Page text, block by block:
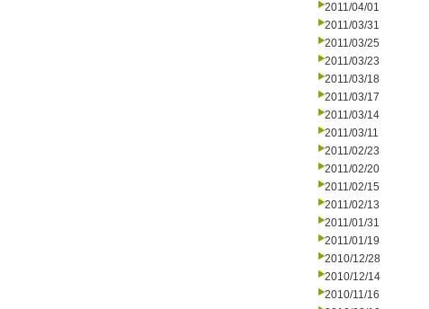
2011/04/01
2011/03/31
2011/03/25
2011/03/23
2011/03/18
2011/03/17
2011/03/14
2011/03/11
2011/02/23
2011/02/20
2011/02/15
2011/02/13
2011/01/31
2011/01/19
2010/12/28
2010/12/14
2010/11/16